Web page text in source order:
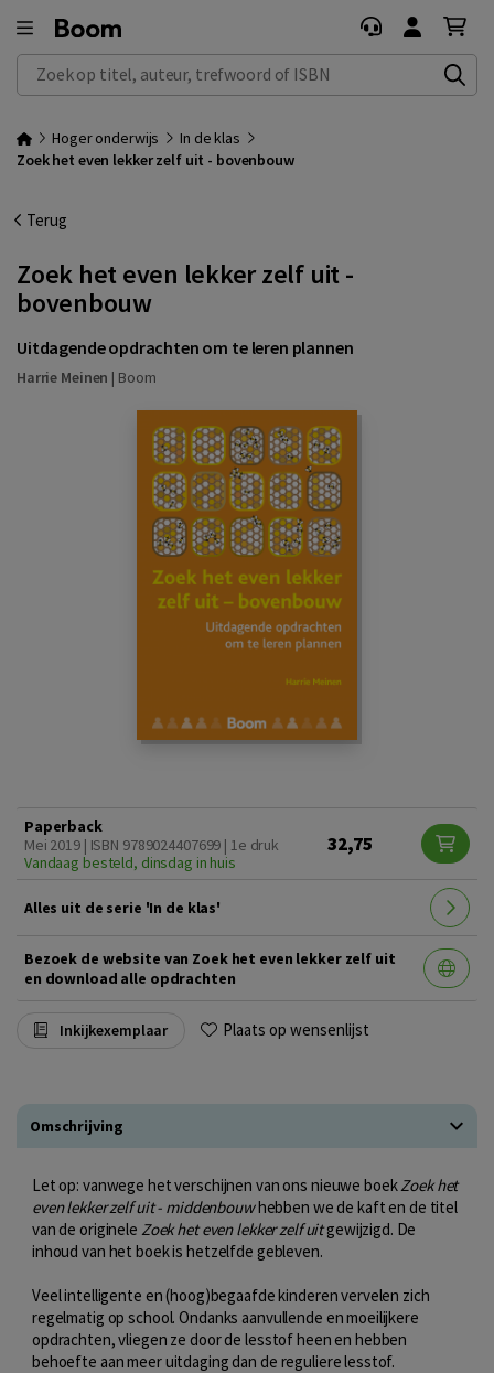
Zoek op titel, auteur, trefwoord of ISBN
Hoger onderwijs
In de klas
Zoek het even lekker zelf uit - bovenbouw
Terug
Zoek het even lekker zelf uit -
bovenbouw
Uitdagende opdrachten om te leren plannen
Harrie Meinen | Boom
Paperback
Mei 2019 | ISBN 9789024407699 | 1e druk
Vandaag besteld, dinsdag in huis
32,75
Alles uit de serie 'In de klas'
Bezoek de website van Zoek het even lekker zelf uit
en download alle opdrachten
Inkijkexemplaar Plaats op wensenlijst
Omschrijving
Let op: vanwege het verschijnen van ons nieuwe boekZoek het
even lekker zelf uit - middenbouwhebben we de kaft en de titel
van de originele Zoek het even lekker zelf uitgewijzigd. De
inhoud van het boek is hetzelfde gebleven.
Veel intelligente en (hoog)begaafde kinderen vervelen zich
regelmatig op school. Ondanks aanvullende en moeilijkere
opdrachten, vliegen ze door de lesstof heen en hebben
behoefte aan meer uitdaging dan de reguliere lesstof.